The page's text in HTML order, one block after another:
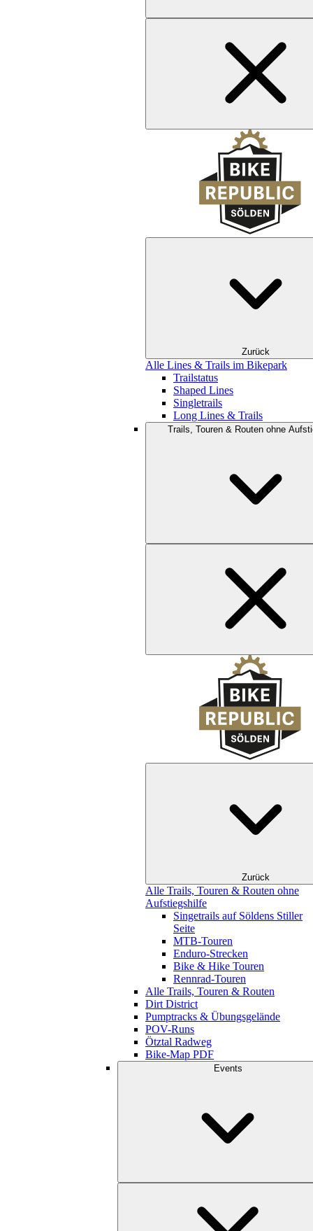
Zurück
Alle Lines & Trails im Bikepark
Trailstatus
Shaped Lines
Singletrails
Long Lines & Trails
Trails, Touren & Routen ohne
Zurück
Alle Trails, Touren & Routen ohne
Aufstiegshilfe
Singetrails auf Söldens Stiller
Seite
MTB-Touren
Enduro-Strecken
Bike & Hike Touren
Rennrad-Touren
Alle Trails, Touren & Routen
Dirt District
Pumptracks & Übungsgelände
POV-Runs
Ötztal Radweg
Bike-Map PDF
Events